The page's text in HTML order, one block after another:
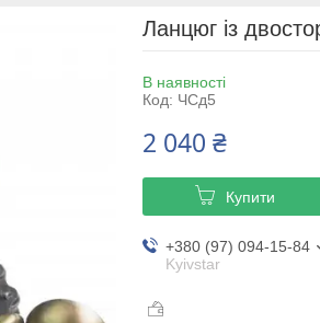
Ланцюг із
В наявності
Код: ЧСд5
2 040 ₴
Купити
+380 (97) 094-15-84
Kyivstar